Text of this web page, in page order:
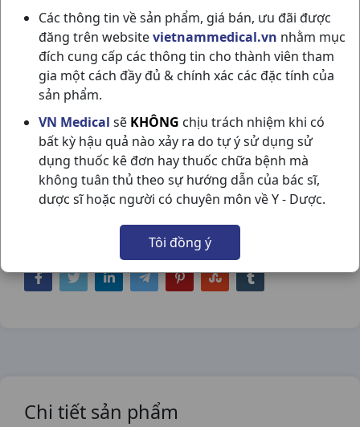
Các thông tin về sản phẩm, giá bán, ưu đãi được
đăng trên websitevietnammedical.vn nhằm mục
đích cung cấp các thông tin cho thành viên tham
gia một cách đầy đủ & chính xác các đặc tính của
sản phẩm.
VN Medical sẽ KHÔNG chịu trách nhiệm khi có
bất kỳ hậu quả nào xảy ra do tự ý sử dụng sử
dụng thuốc kê đơn hay thuốc chữa bệnh mà
không tuân thủ theo sự hướng dẫn của bác sĩ,
dược sĩ hoặc người có chuyên môn về Y - Dược.
Tôi đồng ý
PFERTZER(CLOPIDOREL 75MG) H30VBF
DAVI
NSX:Davi
Nhóm hàng:
Tim Mạch - Lợi Tiểu- Nội Tiết,
Chia sẻ qua mạng xã hội:
Chi tiết sản phẩm